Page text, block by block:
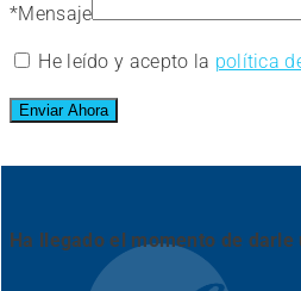
*Mensaje
He leído y acepto la política
Ha llegado el momento de